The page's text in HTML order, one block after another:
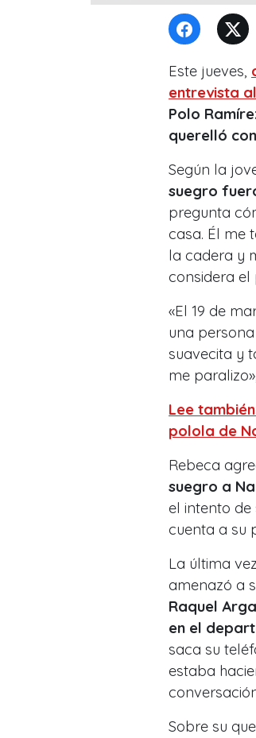
Este jueves,
entrevista
Polo
querelló
Según la
suegro
pregunta
casa. Él me
la cadera y
considera el
«El 19 de
una
suavecita y
me
Lee
polola de
Rebeca
suegro a
el intento
cuenta a su
La última
amenazó a
Raquel
en el
saca su
estaba
Sobre su